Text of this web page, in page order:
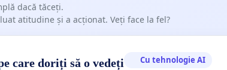
dacă tăceți.
atitudine și a acționat. Veți face la fel?
care doriți să o vedeți Cu tehnologie AI